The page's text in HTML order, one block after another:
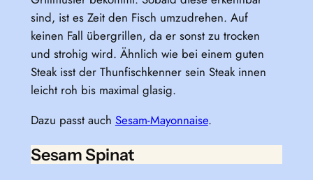
sind, ist es Zeit den Fisch umzudrehen. Auf
keinen Fall übergrillen, da er sonst zu trocken
und strohig wird. Ähnlich wie bei einem guten
Steak isst der Thunfischkenner sein Steak innen
leicht roh bis maximal glasig.
Dazu passt auch Sesam-Mayonnaise.
Sesam Spinat